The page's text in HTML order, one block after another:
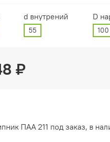
d внутрений
55
D
100
₽
ПАА 211 под заказ, в